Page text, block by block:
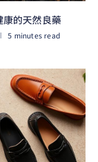
的天然良藥
5 minutes read